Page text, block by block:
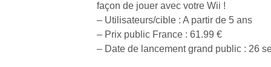
façon de jouer avec votre Wii !
– Utilisateurs/cible : A partir de 5 ans
– Prix public France : 61.99 €
– Date de lancement grand public : 26